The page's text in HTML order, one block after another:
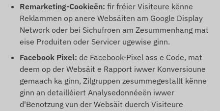
Remarketing-Cookieën: fir fréier Visiteure kënne
Reklammen op anere Websäiten am Google Display
Network oder bei Sichufroen am Zesummenhang mat
eise Produiten oder Servicer ugewise ginn.
Facebook Pixel: de Facebook-Pixel ass e Code, mat
deem op der Websäit e Rapport iwwer Konversioune
gemaach ka ginn, Zilgruppen zesummegestallt kënne
ginn an detailléiert Analysedonnéeën iwwer
d'Benotzung vun der Websäit duerch Visiteure